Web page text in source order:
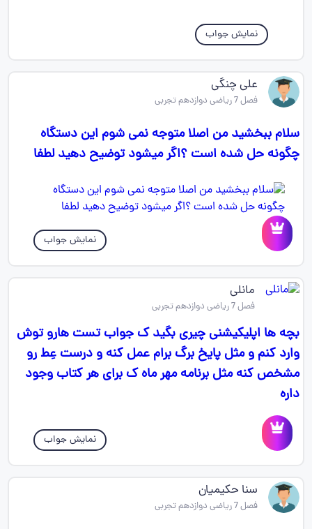
نمایش جواب
علی چنگی
فصل 7 ریاضی دوازدهم تجربی
سلام ببخشید من اصلا متوجه نمی شوم این دستگاه
چگونه حل شده است ؟اگر میشود توضیح دهید لطفا
نمایش جواب
مانلی
فصل 7 ریاضی دوازدهم تجربی
بچه ها اپلیکیشنی چیری بگید ک جواب تست هارو توش
وارد کنم و مثل پایخ برگ برام عمل کنه و درست عِط رو
مشخص کنه مثل برنامه مهر ماه ک برای هر کتاب وجود
داره
نمایش جواب
سنا حکیمیان
فصل 7 ریاضی دوازدهم تجربی